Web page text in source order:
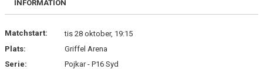
KONTAKT & KANSLI
DOKUMENT
INFORMATION
Matchstart:
tis 28 oktober, 19:15
Plats:
Griffel Arena
Serie:
Pojkar - P16 Syd